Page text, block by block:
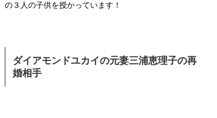
の３人の子供を授かっています！
ダイアモンドユカイの元妻三浦恵理子の再
婚相手